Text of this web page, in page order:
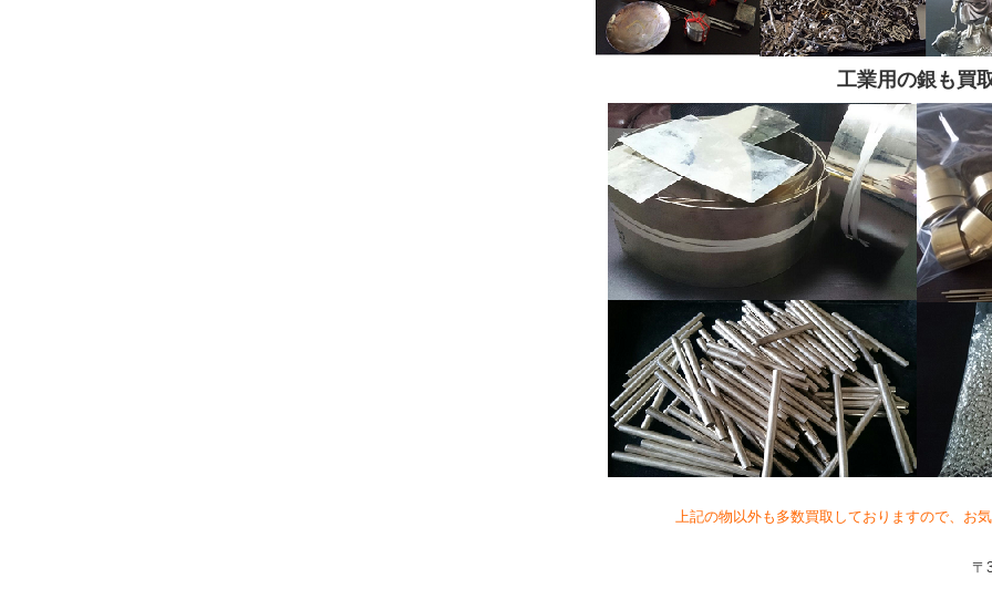
工業用の銀も買
上記の物以外も多数買取しておりますので、お
〒